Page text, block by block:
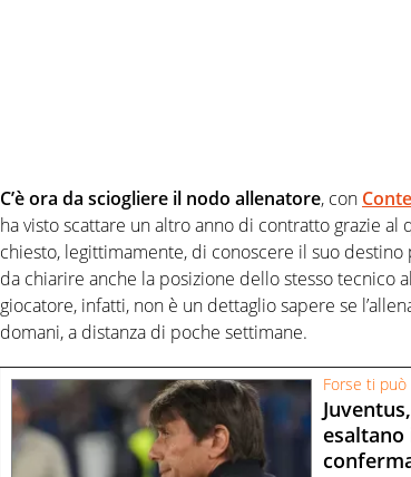
C’è ora da sciogliere il nodo allenatore, con
ha visto scattare un altro anno di contratto grazie al
chiesto, legittimamente, di conoscere il suo
da chiarire anche la posizione dello stesso tecnico
giocatore, infatti, non è un dettaglio sapere se
domani, a distanza di poche settimane.
Forse ti